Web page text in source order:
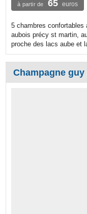
à partir de 65 euros
5 chambres
aubois précy st martin,
proche des lacs aube et
Champagne